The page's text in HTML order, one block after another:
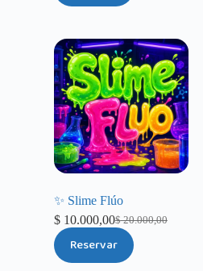
✨ Slime Flúo
$20.000,00
$10.000,00
Reservar